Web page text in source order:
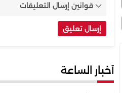
قوانين إرسال التعليقات
أخبار الساعة